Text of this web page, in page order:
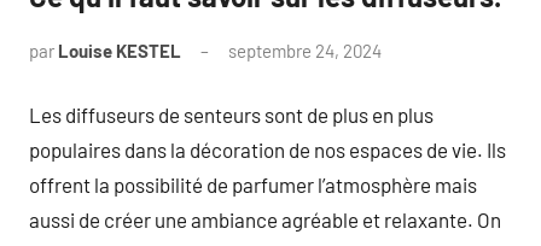
par Louise KESTEL septembre 24, 2024
Les diffuseurs de senteurs sont de plus en plus
populaires dans la décoration de nos espaces de vie. Ils
offrent la possibilité de parfumer l’atmosphère mais
aussi de créer une ambiance agréable et relaxante. On